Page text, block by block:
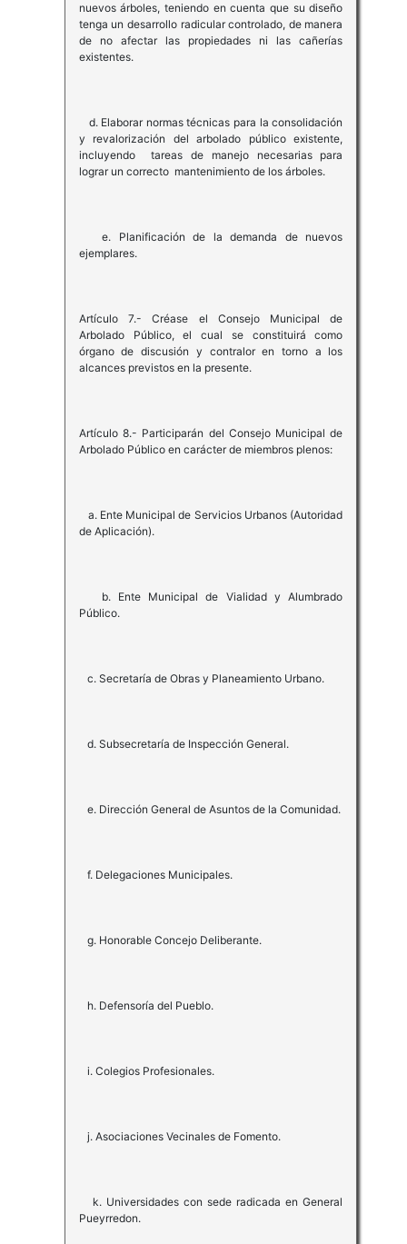
nuevos árboles, teniendo en cuenta que su diseño
tenga un desarrollo radicular controlado, de manera
de no afectar las propiedades ni las cañerías
existentes.
d. Elaborar normas técnicas para la consolidación
y revalorización del arbolado público existente,
incluyendo tareas de manejo necesarias para
lograr un correcto mantenimiento de los árboles.
e. Planificación de la demanda de nuevos
ejemplares.
Artículo 7.- Créase el Consejo Municipal de
Arbolado Público, el cual se constituirá como
órgano de discusión y contralor en torno a los
alcances previstos en la presente.
Artículo 8.- Participarán del Consejo Municipal de
Arbolado Público en carácter de miembros plenos:
a. Ente Municipal de Servicios Urbanos (Autoridad
de Aplicación).
b. Ente Municipal de Vialidad y Alumbrado
Público.
c. Secretaría de Obras y Planeamiento Urbano.
d. Subsecretaría de Inspección General.
e. Dirección General de Asuntos de la Comunidad.
f. Delegaciones Municipales.
g. Honorable Concejo Deliberante.
h. Defensoría del Pueblo.
i. Colegios Profesionales.
j. Asociaciones Vecinales de Fomento.
k. Universidades con sede radicada en General
Pueyrredon.